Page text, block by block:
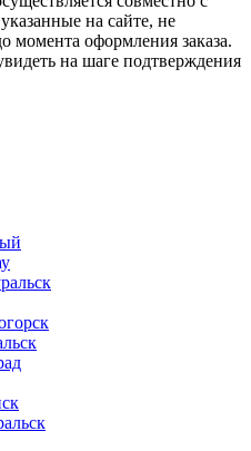
на сайте, не
момента оформления заказа.
на шаге подтверждения